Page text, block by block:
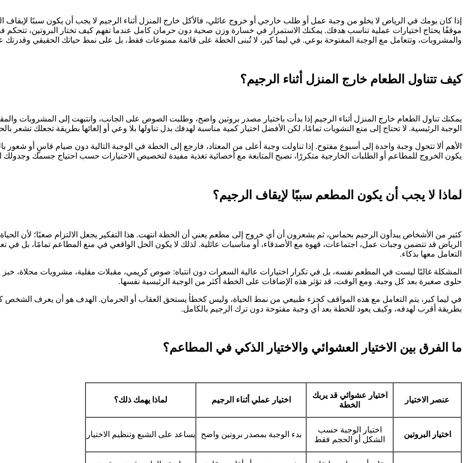
إذا كان يومك في الرياض لا يخلو من وجبة عمل أو طلب خارجي أو خروج عائلي، فالأكل خارج المنزل أثناء الرجيم لا يجب أن يكون سببًا لإيقاف
موقفًا يحتاج اختيارات عملية تناسب هدفك. يمكنك الاستمرار في خسارة وزن صحية دون حرمان كامل عندما تفهم كيف تختار البروتين،
والمشروبات، وتتعامل مع الوجبة المفتوحة بوعي. في ليما كير، لا تُبنى الخطة على قائمة ممنوعات فقط، بل على نمط حياتك الحقيقي وقدرتك
كيف تتناول الطعام خارج المنزل أثناء الرجيم؟
يمكنك تناول الطعام خارج المنزل أثناء الرجيم إذا بدأت باختيار مصدر بروتين واضح، وطلبت الصوص على الجانب، وانتبهت إلى المشروبات
الوجبة الرئيسية. لا تحتاج إلى منع النشويات تمامًا، لكن الأفضل اختيار كمية مناسبة لهدفك بدل تناولها بلا وعي أو إلغائها بطريقة تجعلك تشعر
الأهم ألا تتحول وجبة واحدة إلى أسبوع مفتوح. إذا تناولت وجبة أعلى من المعتاد، فارجع إلى الخطة في الوجبة التالية دون صيام قاسٍ أو شعور
يكون الخروج للمطاعم أو الطلبات الخارجية متكررًا، تصبح المتابعة مع أخصائية تغذية مفيدة لتخصيص الاختيارات حسب احتياج جسمك وجدولك
لماذا لا يجب أن يكون المطعم سببًا لإيقاف الرجيم؟
كثير من الأشخاص يبدأون الرجيم بحماس، ثم يشعرون أن أي خروج إلى مطعم يعني أن الخطة انتهت. هذا التفكير يجعل الالتزام صعبًا؛ لأن
الرياض قد تتضمن وجبات عمل، اجتماعات، قهوة مع الأصدقاء، أو مناسبات عائلية. لذلك لا يكون الحل الواقعي في منع المطاعم تمامًا، بل في
التعامل معها بذكاء.
المشكلة غالبًا ليست في المطعم نفسه، بل في تكرار اختيارات عالية السعرات دون انتباه: صوص كريمي، مقبلات مقلية، مشروبات محلاة، خبز
حلوى صغيرة بعد كل وجبة. ومع الوقت، قد تؤثر هذه الإضافات على الخطة أكثر من الوجبة الرئيسية نفسها.
في ليما كير، يتم التعامل مع هذه المواقف كجزء طبيعي من نمط الحياة، وليس كخطأ يستحق العقاب أو الحرمان. الهدف هو أن يعرف الشخص
بطريقة أقرب لهدفه، وكيف يعود للخطة بعد أي وجبة مفتوحة دون ترك الرجيم بالكامل.
ما الفرق بين الاختيار العشوائي والاختيار الذكي في المطاعم؟
عنصر الاختيار
اختيار عشوائي قد يربك
الخطة
اختيار عملي أثناء الرجيم لماذا يهمك ذلك؟
اختيار البروتين
اختيار الوجبة حسب
الشكل أو الحجم فقط
بدء الوجبة بمصدر بروتين واضح يساعد على الشبع وتنظيم الاختيار